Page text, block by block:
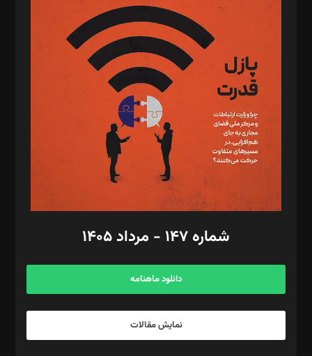
د‌بیر پیوست جهان: مینا پاکدل
د‌بیر تحریریه آنلاین: بابک نقاش
تحریریه‌: مجتبی محمود‌ی، آرش برهمند، یسنا امان‌پور، سروش کرمیان،
مصطفی مسجدی آرانی، ابوالفضل رجبی، زهرا فکرانه، فائزه فتحی
رستمی،مصطفی باستان
ویرایش: نگار استاد‌‌آقا
طراح یونیفرم: مجید توکلی
فیلمبرداری و عکاسی: امیر شفیعی، مانی لطفی زاده
گرافیک و صفحه‌آرایی: سید‌سبحان‌علی ثابت
مد‌یر توسعه تجاری: کامبیز برید‌
امور مالی: شاپور رهبری، محمد‌ کاظمی‌نیا
آگهی و مشترکین: ۰۹۱۹۹۹۹۰۴۵۴
شماره ۱۴۷ - مرداد ۱۴۰۵
دانلود ماهنامه
نمایش مقالات